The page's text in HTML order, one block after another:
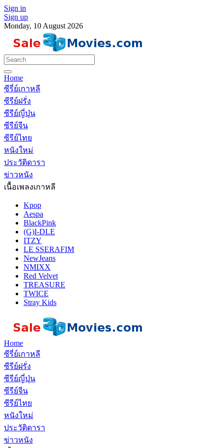
Sign in
Sign up
Monday, 10 August 2026
Home
ซีรี่ย์เกาหลี
ซีรีย์ฝรั่ง
ซีรีย์ญี่ปุ่น
ซีรีย์จีน
ซีรีย์ไทย
หนังใหม่
ประวัติดารา
ข่าวหนัง
เนื้อเพลงเกาหลี
Kpop
Aespa
BlackPink
(G)I-DLE
ITZY
LE SSERAFIM
NewJeans
NMIXX
Red Velvet
TREASURE
TWICE
Stray Kids
Home
ซีรี่ย์เกาหลี
ซีรีย์ฝรั่ง
ซีรีย์ญี่ปุ่น
ซีรีย์จีน
ซีรีย์ไทย
หนังใหม่
ประวัติดารา
ข่าวหนัง